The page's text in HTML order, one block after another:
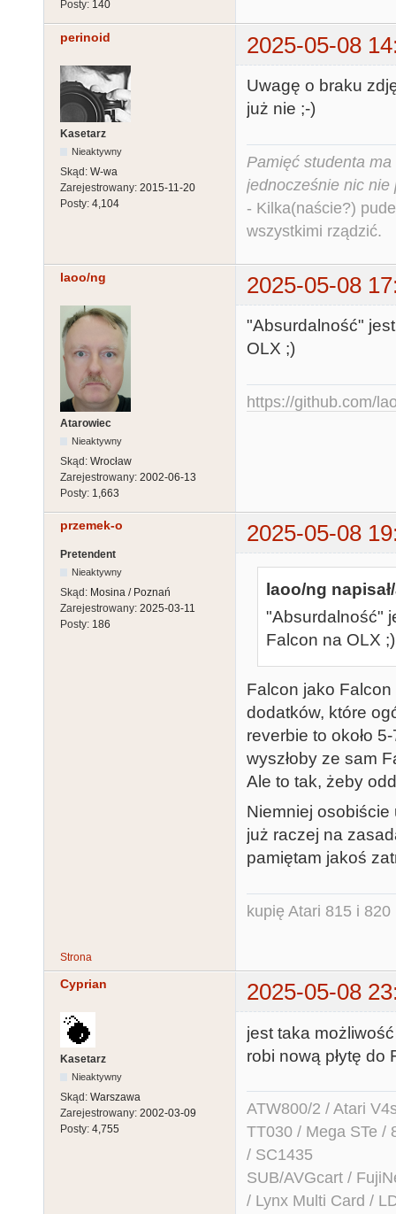
Posty: 140
perinoid 2025-05-08
Kasetarz
Nieaktywny
Skąd: W-wa
Zarejestrowany: 2015-11-20
Posty: 4,104
Uwagę o braku
już nie ;-)
Pamięć studenta
jednocześnie nic nie
- Kilka(naście?)
wszystkimi rządzić.
laoo/ng 2025-05-08
Atarowiec
Nieaktywny
Skąd: Wrocław
Zarejestrowany: 2002-06-13
Posty: 1,663
"Absurdalność"
OLX ;)
https://github.com/
przemek-o 2025-05-08
Pretendent
Nieaktywny
Skąd: Mosina / Poznań
Zarejestrowany: 2025-03-11
Posty: 186
laoo/ng
"Absurdalność"
Falcon na OLX ;)
Falcon jako
dodatków, które
reverbie to około
wyszłoby ze sam
Ale to tak, żeby
Niemniej osobiście
już raczej na
pamiętam jakoś
kupię Atari 815 i 820
Strona
Cyprian 2025-05-08
Kasetarz
Nieaktywny
Skąd: Warszawa
Zarejestrowany: 2002-03-09
Posty: 4,755
jest taka
robi nową płytę do
ATW800/2 / Atari
TT030 / Mega STe /
/ SC1435
SUB/AVGcart /
/ Lynx Multi Card /